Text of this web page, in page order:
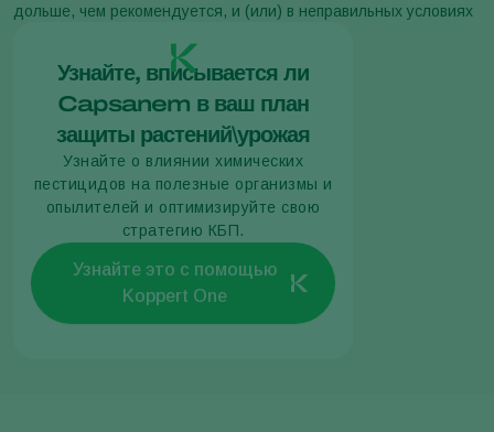
дольше, чем рекомендуется, и (или) в неправильных условиях
Узнайте, вписывается ли
Capsanem в ваш план
защиты растений\урожая
Узнайте о влиянии химических
пестицидов на полезные организмы и
опылителей и оптимизируйте свою
стратегию КБП.
Узнайте это с помощью
Koppert One